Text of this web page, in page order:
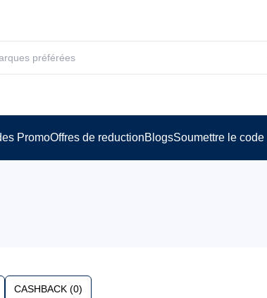
PromoOffres de reductionBlogsSoumettre le code
CASHBACK (0)